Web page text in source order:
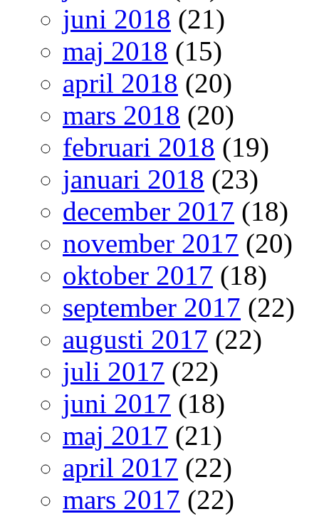
juni 2018 (21)
maj 2018 (15)
april 2018 (20)
mars 2018 (20)
februari 2018 (19)
januari 2018 (23)
december 2017 (18)
november 2017 (20)
oktober 2017 (18)
september 2017 (22)
augusti 2017 (22)
juli 2017 (22)
juni 2017 (18)
maj 2017 (21)
april 2017 (22)
mars 2017 (22)